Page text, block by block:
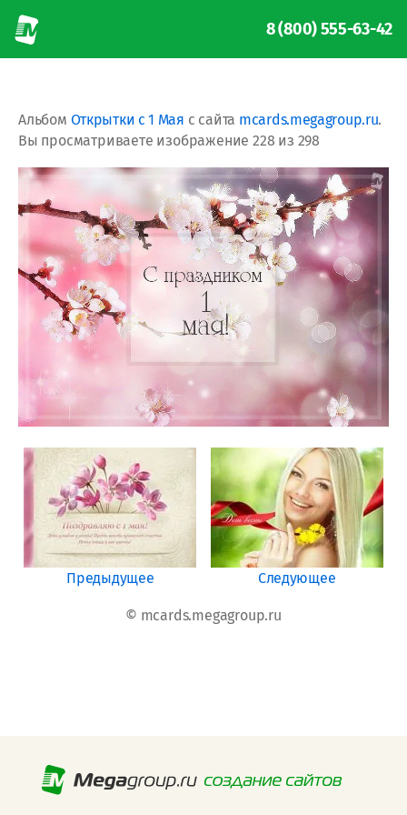
8 (800) 555-63-42
Альбом Открытки с 1 Мая с сайта mcards.megagroup.ru.
Вы просматриваете изображение 228 из 298
Предыдущее Следующее
© mcards.megagroup.ru